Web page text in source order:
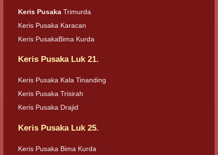
Keris Pusaka Trimurda
Keris Pusaka Karacan
Keris PusakaBima Kurda
Keris Pusaka Luk 21.
Keris Pusaka Kala Tinanding
Keris Pusaka Trisirah
Keris Pusaka Drajid
Keris Pusaka Luk 25.
Keris Pusaka Bima Kurda